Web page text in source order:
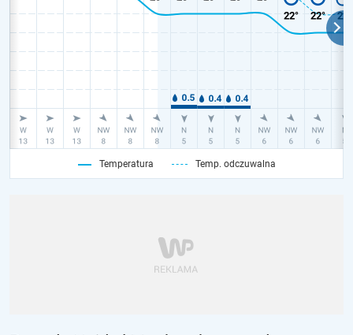
Temperatura Temp. odczuwalna